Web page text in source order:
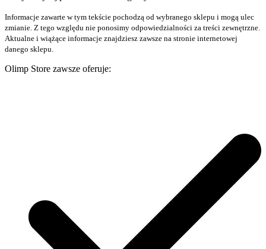
Informacje zawarte w tym tekście pochodzą od wybranego sklepu i mogą ulec
zmianie. Z tego względu nie ponosimy odpowiedzialności za treści zewnętrzne.
Aktualne i wiążące informacje znajdziesz zawsze na stronie internetowej
danego sklepu.
Olimp Store zawsze oferuje: